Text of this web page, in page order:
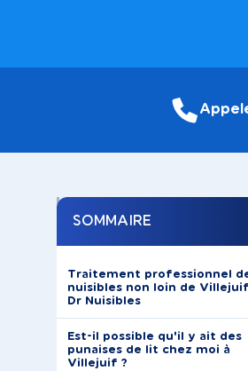
SOMMAIRE
Traitement professionnel
nuisibles non loin de
Dr Nuisibles
Est-il possible qu'il y ait des
punaises de lit chez moi à
Villejuif ?